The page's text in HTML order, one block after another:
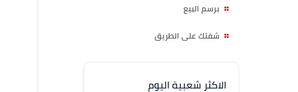
برسم البيع
شفتك على الطريق
الاكثر شعبية اليوم